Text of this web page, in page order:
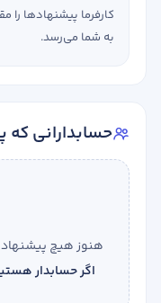
کارفرما پیشنهادها را
به شما می‌رسد.
حسابدارانی که
هنوز هیچ
اگر حسابدار